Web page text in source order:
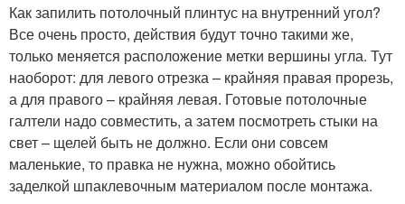
Как запилить потолочный плинтус на внутренний угол?
Все очень просто, действия будут точно такими же,
только меняется расположение метки вершины угла. Тут
наоборот: для левого отрезка – крайняя правая прорезь,
а для правого – крайняя левая. Готовые потолочные
галтели надо совместить, а затем посмотреть стыки на
свет – щелей быть не должно. Если они совсем
маленькие, то правка не нужна, можно обойтись
заделкой шпаклевочным материалом после монтажа.